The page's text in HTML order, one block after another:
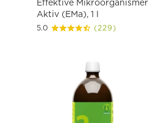
Effektive Mikroorganismer
Aktiv (EMa), 1 l
5.0 (229)